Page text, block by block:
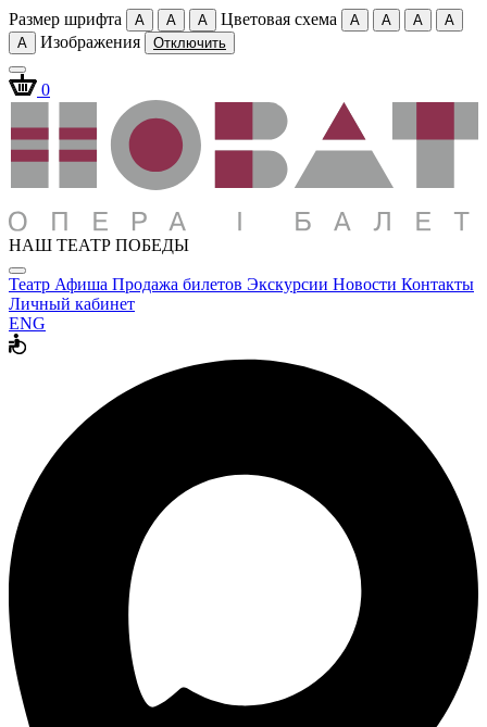
Размер шрифта A A A Цветовая схема A A A
A
A
Изображения Отключить
0
НАШ ТЕАТР ПОБЕДЫ
Театр Афиша Продажа билетов Экскурсии Новости Контакты
Личный кабинет
ENG